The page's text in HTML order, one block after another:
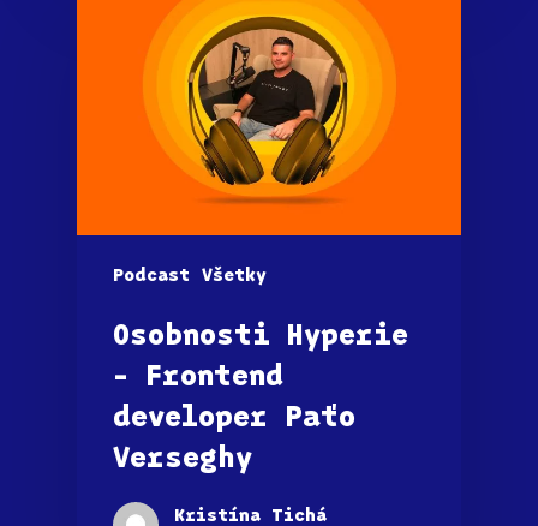
Podcast Všetky
Osobnosti Hyperie
– Frontend
developer Paťo
Verseghy
Kristína Tichá